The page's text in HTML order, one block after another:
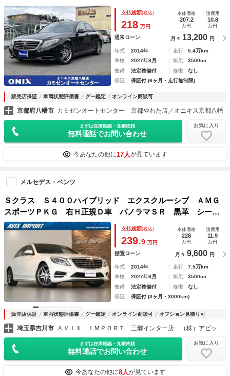
ｅｔｏｏｔｈオーディオ レーダーセーフティＰＫＧ シート
ヒーター シートエアコン パワートランク メモリ付Ｐシー
ト パドルＳ アンビエントライト
支払総額(税込)
218 万円
本体価格
207.2
万円
諸費用
10.8
万円
通常ローン 月々 13,200 円
年式 2014年 走行
5.4万km
車検
2027年8月 排気
3500cc
整備
法定整備付 修復
なし
保証
保証付 (6ヶ月・走行無制限)
販売店保証 車両状態評価書 グー鑑定 オンライン商談可
京都府八幡市 カミゼンオートセンター 京都やわた店／オニキス京都八幡
まずは在庫確認・見積依頼
無料通話でお問い合わせ
お気に入り
今あなたの他に17人が見ています
メルセデス・ベンツ
Ｓクラス Ｓ４００ハイブリッド エクスクルーシブ ＡＭＧ
スポーツＰＫＧ 右Ｈ正規Ｄ車 パノラマＳＲ 黒革 シート
ヒーター＆ベンチレーター 純正ナビ地デジ Ｂｕｒｍｅｓｔ
ｅｒサウンド 全周カメラ＆ＰＴＳ ＨＵＤ＆レーダーセーフ
ティＰＫＧ 純正１９インチＡＷ 禁煙
支払総額(税込)
239.9 万円
本体価格
228
万円
諸費用
11.9
万円
据置ローン 月々 9,600 円
年式 2014年 走行
7.5万km
車検
2027年6月 排気
3500cc
整備
法定整備付 修復
なし
保証
保証付 (3ヶ月・3000km)
販売店保証 車両状態評価書 グー鑑定 オンライン商談可 オプション見積り可
埼玉県吉川市 ＡＶＩＸ ＩＭＰＯＲＴ 三郷インター店 （株）アビックスコーポレーション
まずは在庫確認・見積依頼
無料通話でお問い合わせ
お気に入り
今あなたの他に8人が見ています